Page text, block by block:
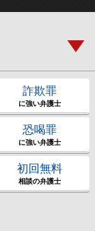
詐欺罪
に強い弁護士
恐喝罪
に強い弁護士
初回無料
相談の弁護士